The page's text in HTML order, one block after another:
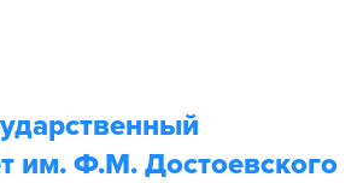
им. Ф.М. Достоевского